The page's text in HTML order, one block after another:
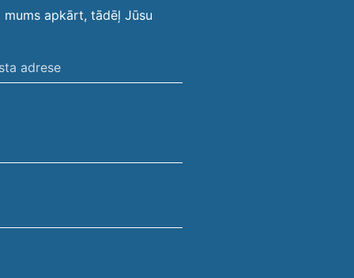
apkārt, tādēļ Jūsu